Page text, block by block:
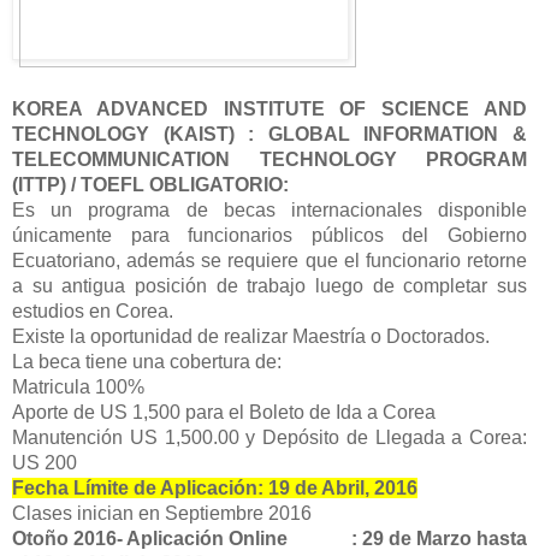
KOREA ADVANCED INSTITUTE OF SCIENCE AND
TECHNOLOGY (KAIST) : GLOBAL INFORMATION &
TELECOMMUNICATION TECHNOLOGY PROGRAM
(ITTP) / TOEFL OBLIGATORIO:
Es un programa de becas internacionales disponible
únicamente para funcionarios públicos del Gobierno
Ecuatoriano, además se requiere que el funcionario retorne
a su antigua posición de trabajo luego de completar sus
estudios en Corea.
Existe la oportunidad de realizar Maestría o Doctorados.
La beca tiene una cobertura de:
Matricula 100%
Aporte de US 1,500 para el Boleto de Ida a Corea
Manutención US 1,500.00 y Depósito de Llegada a Corea:
US 200
Fecha Límite de Aplicación: 19 de Abril, 2016
Clases inician en Septiembre 2016
Otoño 2016- Aplicación Online : 29 de Marzo hasta